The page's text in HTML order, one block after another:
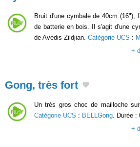
Bruit d'une cymbale de 40cm (16"),
de batterie en bois. Il s'agit d'une
de Avedis Zildjian. Catégorie UCS :
+
Gong, très fort
Un très gros choc de mailloche
Catégorie UCS : BELLGong. Durée :
+